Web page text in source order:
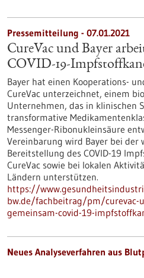
Pressemitteilung - 07.01.2021
CureVac und Bayer
COVID-19-
Bayer hat einen Kooperations-
CureVac unterzeichnet, einem
Unternehmen, das in klinischen
transformative
Messenger-Ribonukleinsäure
Vereinbarung wird Bayer bei
Bereitstellung des COVID-19
CureVac sowie bei lokalen
Ländern unterstützen.
https://
bw.de/fachbeitrag/pm/curevac-
gemeinsam-covid-19-
Neues Analyseverfahren aus